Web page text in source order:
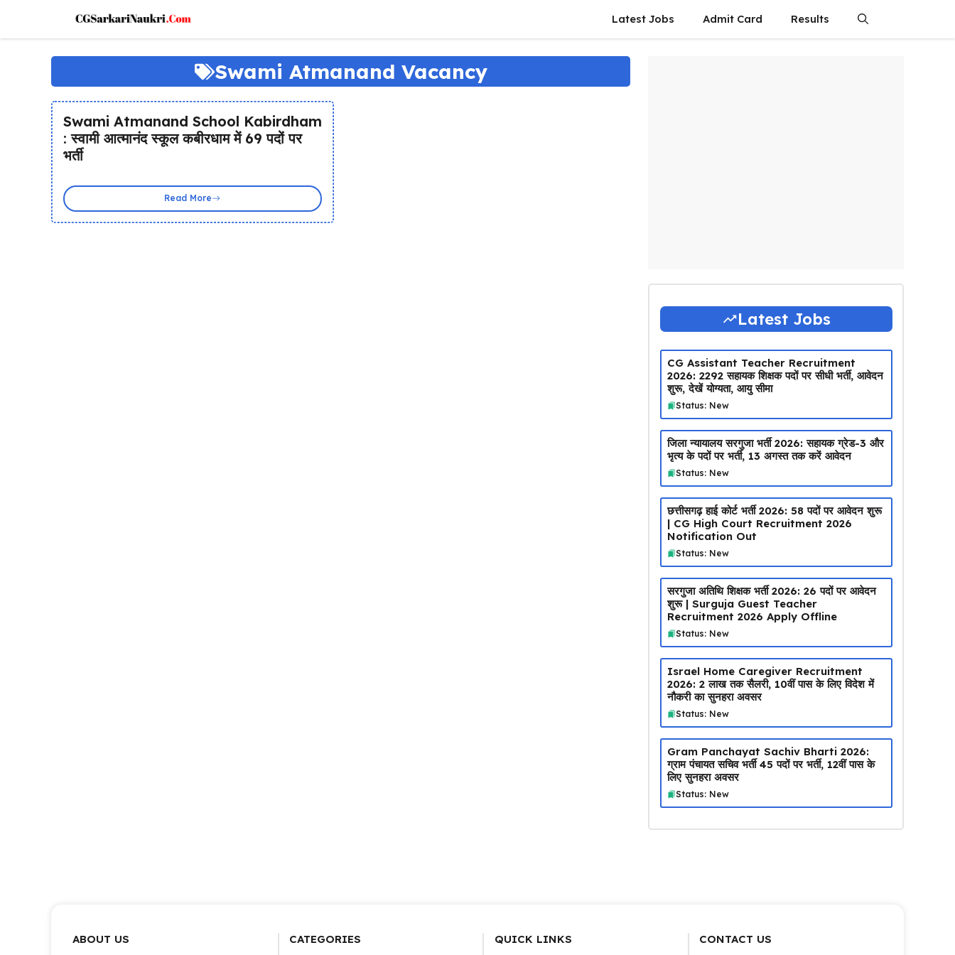
content
Latest Jobs Admit Card Results
Swami Atmanand Vacancy
Swami Atmanand School Kabirdham
: स्वामी आत्मानंद स्कूल कबीरधाम में 69 पदों पर
भर्ती
Read More
Latest Jobs
CG Assistant Teacher Recruitment
2026: 2292 सहायक शिक्षक पदों पर सीधी भर्ती, आवेदन
शुरू, देखें योग्यता, आयु सीमा
Status: New
जिला न्यायालय सरगुजा भर्ती 2026: सहायक ग्रेड-3 और
भृत्य के पदों पर भर्ती, 13 अगस्त तक करें आवेदन
Status: New
छत्तीसगढ़ हाई कोर्ट भर्ती 2026: 58 पदों पर आवेदन शुरू
| CG High Court Recruitment 2026
Notification Out
Status: New
सरगुजा अतिथि शिक्षक भर्ती 2026: 26 पदों पर आवेदन
शुरू | Surguja Guest Teacher
Recruitment 2026 Apply Offline
Status: New
Israel Home Caregiver Recruitment
2026: ₹2 लाख तक सैलरी, 10वीं पास के लिए विदेश में
नौकरी का सुनहरा अवसर
Status: New
Gram Panchayat Sachiv Bharti 2026:
ग्राम पंचायत सचिव भर्ती 45 पदों पर भर्ती, 12वीं पास के
लिए सुनहरा अवसर
Status: New
ABOUT US CATEGORIES QUICK LINKS CONTACT US